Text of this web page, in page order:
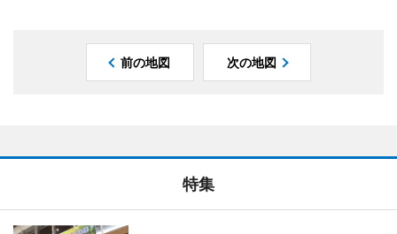
前の地図 次の地図
特集